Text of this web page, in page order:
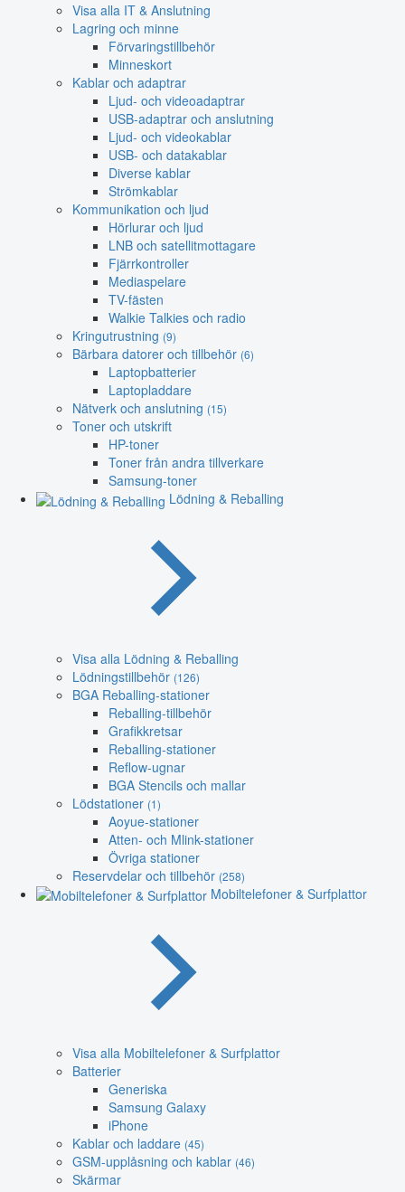
Visa alla IT & Anslutning
Lagring och minne
Förvaringstillbehör
Minneskort
Kablar och adaptrar
Ljud- och videoadaptrar
USB-adaptrar och anslutning
Ljud- och videokablar
USB- och datakablar
Diverse kablar
Strömkablar
Kommunikation och ljud
Hörlurar och ljud
LNB och satellitmottagare
Fjärrkontroller
Mediaspelare
TV-fästen
Walkie Talkies och radio
Kringutrustning (9)
Bärbara datorer och tillbehör (6)
Laptopbatterier
Laptopladdare
Nätverk och anslutning (15)
Toner och utskrift
HP-toner
Toner från andra tillverkare
Samsung-toner
Lödning & Reballing
Visa alla Lödning & Reballing
Lödningstillbehör (126)
BGA Reballing-stationer
Reballing-tillbehör
Grafikkretsar
Reballing-stationer
Reflow-ugnar
BGA Stencils och mallar
Lödstationer (1)
Aoyue-stationer
Atten- och Mlink-stationer
Övriga stationer
Reservdelar och tillbehör (258)
Mobiltelefoner & Surfplattor
Visa alla Mobiltelefoner & Surfplattor
Batterier
Generiska
Samsung Galaxy
iPhone
Kablar och laddare (45)
GSM-upplåsning och kablar (46)
Skärmar